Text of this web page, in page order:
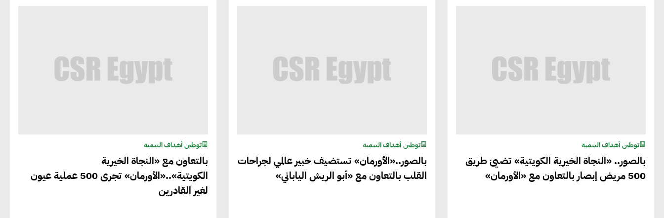
توطين أهداف التنمية
بالصور.. «النجاة الخيرية الكويتية» تضيئ طريق
500 مريض إبصار بالتعاون مع «الأورمان»
توطين أهداف التنمية
بالصور..«الأورمان» تستضيف خبير عالمي لجراحات
القلب بالتعاون مع «أبو الريش الياباني»
توطين أهداف التنمية
بالتعاون مع «النجاة الخيرية
الكويتية»..«الأورمان» تجرى 500 عملية عيون
لغير القادرين